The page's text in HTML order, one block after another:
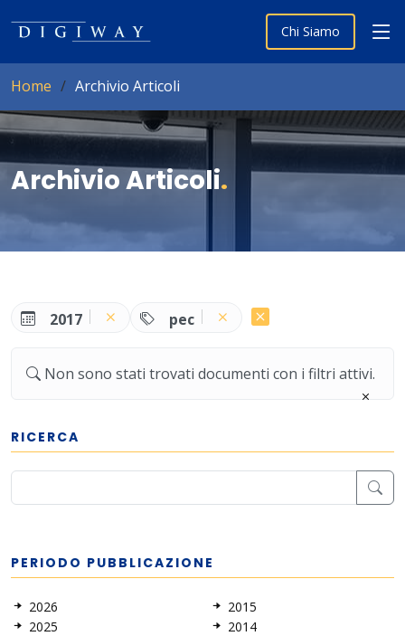
Chi Siamo
Home Archivio Articoli
Archivio Articoli.
2017 pec
Non sono stati trovati documenti con i filtri attivi.
RICERCA
PERIODO PUBBLICAZIONE
2026
2025
2015
2014